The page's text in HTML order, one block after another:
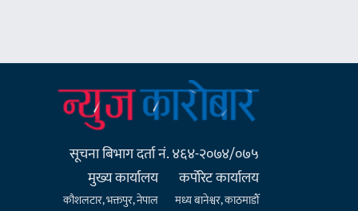
सूचना बिभाग दर्ता नं. ४६४-२०७४/०७५
मुख्य कार्यालय
कौशलटार, भक्तपुर, नेपाल
कर्पाेरेट कार्यालय
मध्य बानेश्वर, काठमाडौँ